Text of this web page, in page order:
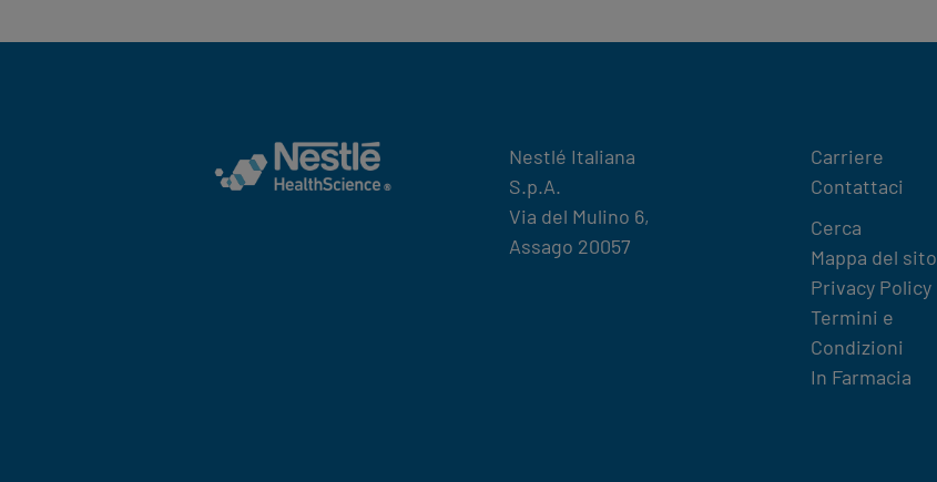
Nestlé Italiana
S.p.A.
Via del Mulino 6,
Assago 20057
Legal
Carriere
Contattaci
Terms
&
Condition
footer
Cerca
Mappa del sito
Privacy Policy
Termini e
Condizioni
In Farmacia